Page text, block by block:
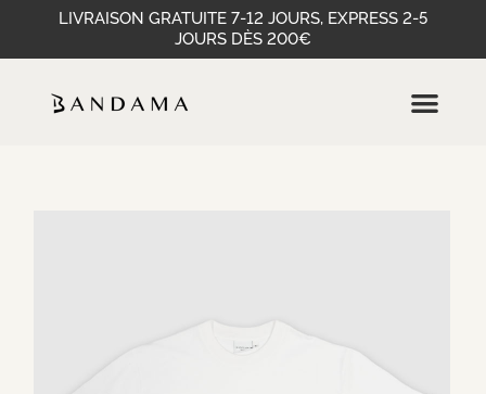
LIVRAISON GRATUITE 7-12 JOURS, EXPRESS 2-5
JOURS DÈS 200€